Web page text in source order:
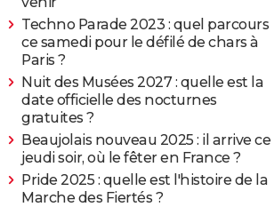
Techno Parade 2023 : quel parcours
ce samedi pour le défilé de chars à
Paris ?
Nuit des Musées 2027 : quelle est la
date officielle des nocturnes
gratuites ?
Beaujolais nouveau 2025 : il arrive ce
jeudi soir, où le fêter en France ?
Pride 2025 : quelle est l'histoire de la
Marche des Fiertés ?